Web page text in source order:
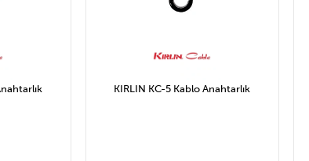
KIRLIN KC-5 Kablo Anahtarlık